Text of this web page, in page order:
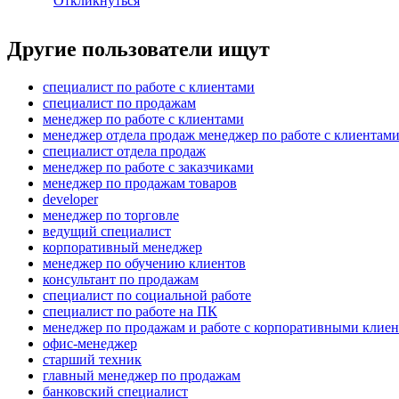
Другие пользователи ищут
специалист по работе с клиентами
специалист по продажам
менеджер по работе с клиентами
менеджер отдела продаж менеджер по работе с клиентами
специалист отдела продаж
менеджер по работе с заказчиками
менеджер по продажам товаров
developer
менеджер по торговле
ведущий специалист
корпоративный менеджер
менеджер по обучению клиентов
консультант по продажам
специалист по социальной работе
специалист по работе на ПК
менеджер по продажам и работе с корпоративными
офис-менеджер
старший техник
главный менеджер по продажам
банковский специалист